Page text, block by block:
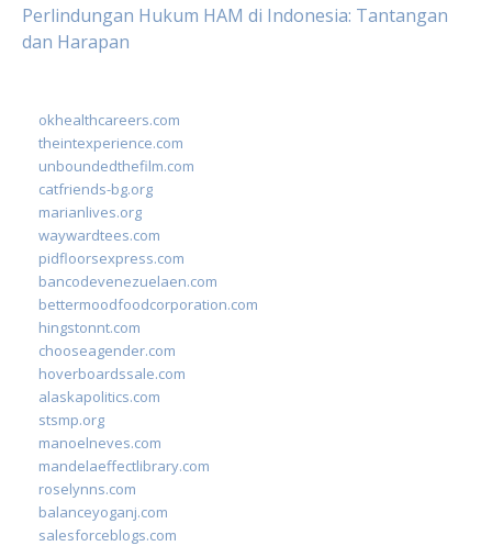
Perlindungan Hukum HAM di Indonesia: Tantangan
dan Harapan
okhealthcareers.com
theintexperience.com
unboundedthefilm.com
catfriends-bg.org
marianlives.org
waywardtees.com
pidfloorsexpress.com
bancodevenezuelaen.com
bettermoodfoodcorporation.com
hingstonnt.com
chooseagender.com
hoverboardssale.com
alaskapolitics.com
stsmp.org
manoelneves.com
mandelaeffectlibrary.com
roselynns.com
balanceyoganj.com
salesforceblogs.com